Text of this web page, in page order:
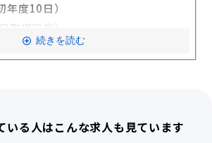
あり
度10日）
取得可能）
暇、通院休暇、子の看護休暇
続きを読む
いる人はこんな求人も見ています